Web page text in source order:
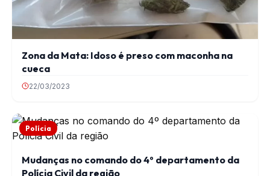
Zona da Mata: Idoso é preso com maconha na
cueca
22/03/2023
Polícia
Mudanças no comando do 4º departamento da
Polícia Civil da região